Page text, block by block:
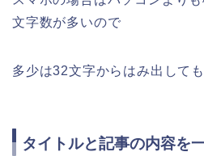
文字数が多いので
多少は32文字からはみ出しても
タイトルと記事の内容を